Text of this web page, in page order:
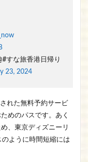
すな旅香港日帰り
23, 2024
れた無料予約サービ
めのパスです。あく
、東京ディズニーリ
ように時間短縮には